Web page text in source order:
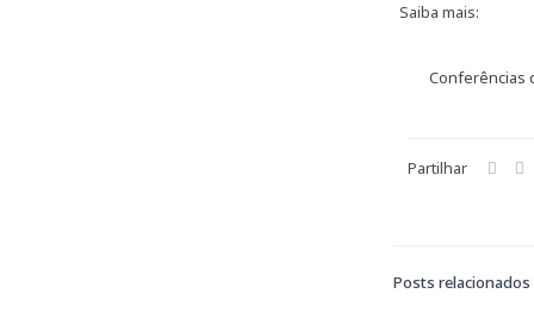
Saiba mais:
Conferências
Partilhar
Posts relacionados